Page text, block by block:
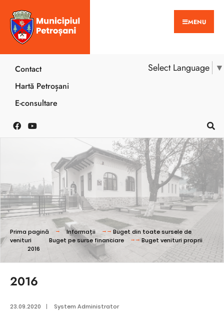
MENU
Select Language ▼
Contact
Hartă Petroșani
E-consultare
Prima pagină Informații
Buget din toate sursele de
venituri
Buget pe surse financiare
Buget venituri proprii
2016
2016
23.09.2020 | System Administrator